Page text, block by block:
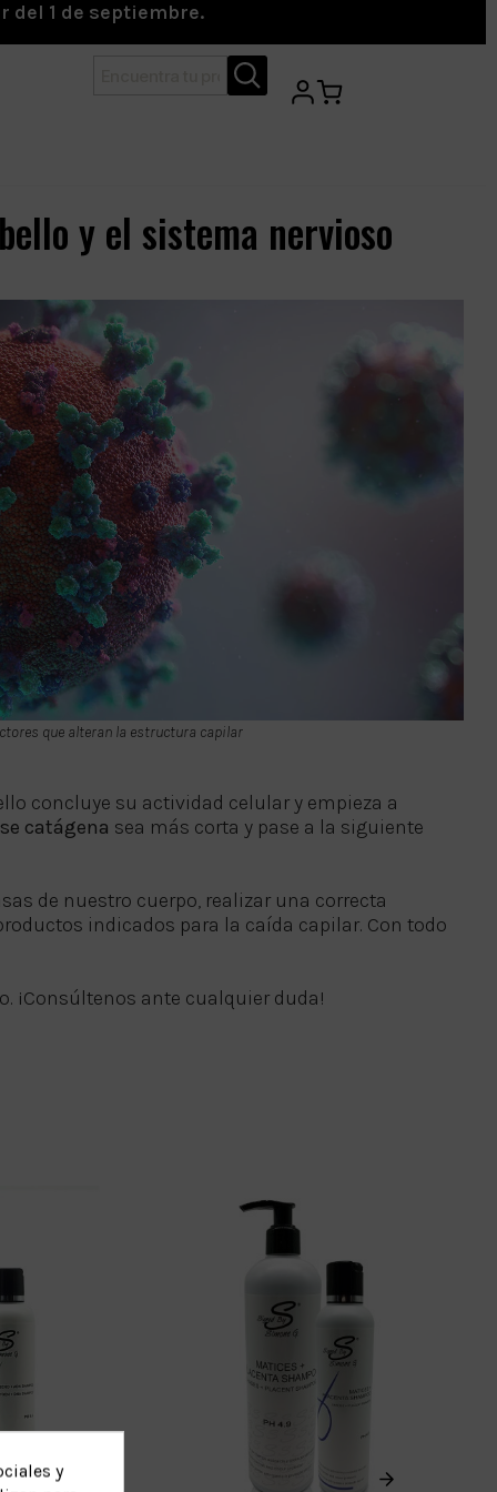
del 1 de septiembre.
y el sistema nervioso
que alteran la estructura capilar
concluye su actividad celular y empieza a
catágena sea más corta y pase a la siguiente
de nuestro cuerpo, realizar una correcta
indicados para la caída capilar. Con todo
¡Consúltenos ante cualquier duda!
y